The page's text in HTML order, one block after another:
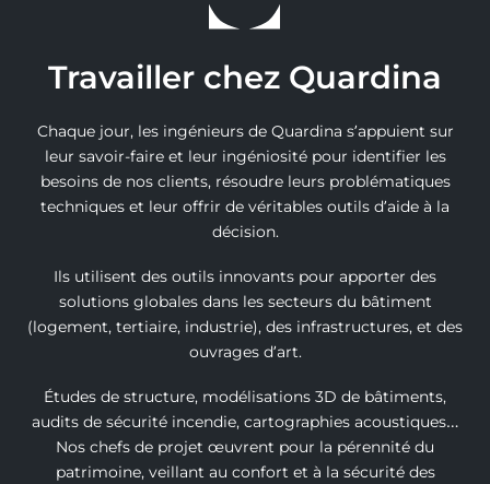
Travailler chez Quardina
Chaque jour, les ingénieurs de Quardina s’appuient sur
leur savoir-faire et leur ingéniosité pour identifier les
besoins de nos clients, résoudre leurs problématiques
techniques et leur offrir de véritables outils d’aide à la
décision.
Ils utilisent des outils innovants pour apporter des
solutions globales dans les secteurs du bâtiment
(logement, tertiaire, industrie), des infrastructures, et des
ouvrages d’art.
Études de structure, modélisations 3D de bâtiments,
audits de sécurité incendie, cartographies acoustiques…
Nos chefs de projet œuvrent pour la pérennité du
patrimoine, veillant au confort et à la sécurité des